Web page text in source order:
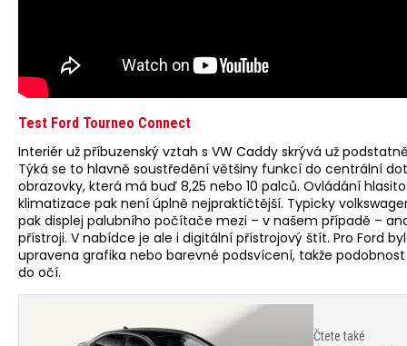
Test Ford Tourneo Connect
Interiér už příbuzenský vztah s VW Caddy skrývá už
Týká se to hlavně soustředění většiny funkcí do centrální
obrazovky, která má buď 8,25 nebo 10 palců. Ovládání
klimatizace pak není úplně nejpraktičtější. Typicky
pak displej palubního počítače mezi – v našem případě –
přístroji. V nabídce je ale i digitální přístrojový štít. Pro Ford
upravena grafika nebo barevné podsvícení, takže
do očí.
Čtete také